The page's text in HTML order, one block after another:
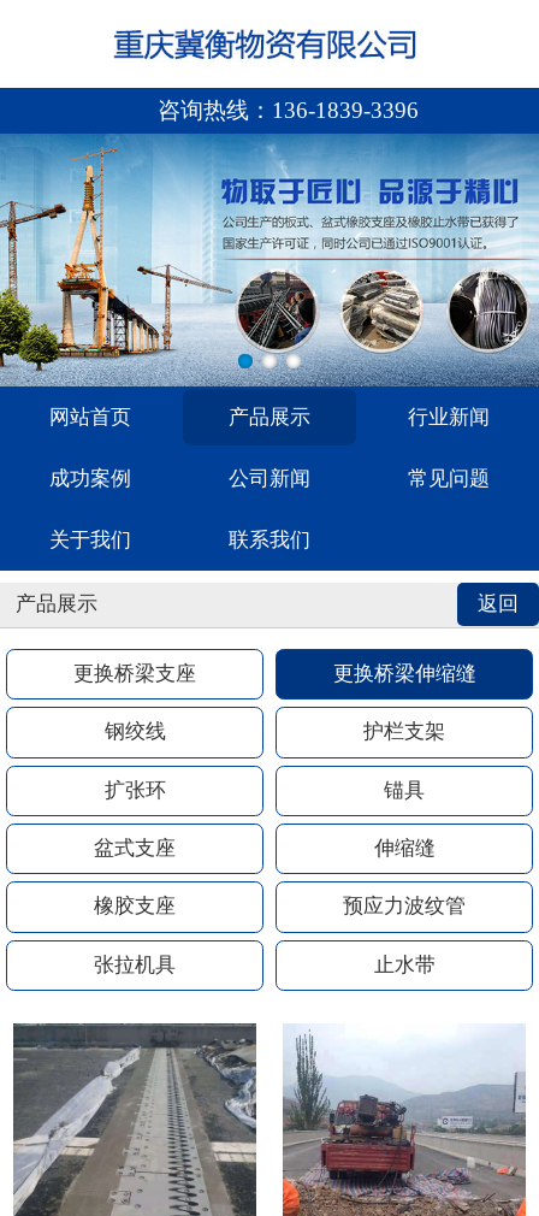
咨询热线： 136-1839-3396
网站首页 产品展示 行业新闻
成功案例 公司新闻 常见问题
关于我们 联系我们
返回
产品展示
更换桥梁支座 更换桥梁伸缩缝
钢绞线 护栏支架
扩张环 锚具
盆式支座 伸缩缝
橡胶支座 预应力波纹管
张拉机具 止水带